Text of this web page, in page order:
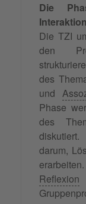
Die
Interaktion
Die TZI
den
des
und
Phase
des
darum,
Reflexion